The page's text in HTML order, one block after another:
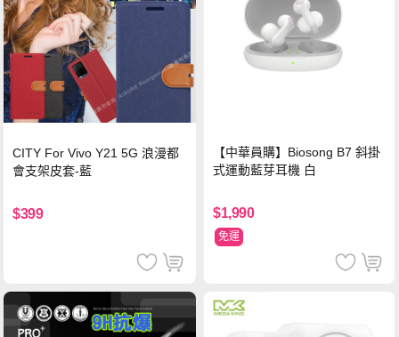
CITY For Vivo Y21 5G 浪漫都
會支架皮套-藍
$399
【中華員購】Biosong B7 斜掛
式運動藍芽耳機 白
$1,990
免運